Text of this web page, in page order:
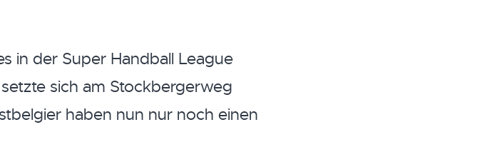
in der Super Handball League
sich am Stockbergerweg
haben nun nur noch einen